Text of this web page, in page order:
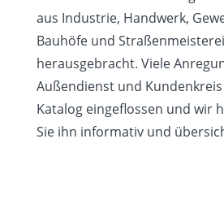
aus Industrie, Handwerk,
Bauhöfe und
herausgebracht. Viele
Außendienst und
Katalog eingeflossen und wir
Sie ihn informativ und